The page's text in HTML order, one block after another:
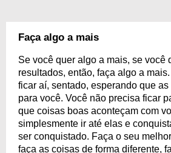
Faça algo a mais
Se você quer algo a mais, se você
resultados, então, faça algo a
ficar aí, sentado, esperando que
para você. Você não precisa ficar
que coisas boas aconteçam com
simplesmente ir até elas e
ser conquistado. Faça o seu
faça as coisas de forma diferente,